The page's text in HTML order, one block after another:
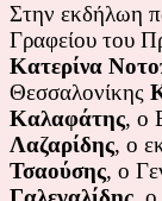
Στην εκδήλωη
Γραφείου του
Κατερίνα
Θεσσαλονίκης
Καλαφάτης, ο
Λαζαρίδης, ο
Τσαούσης, ο